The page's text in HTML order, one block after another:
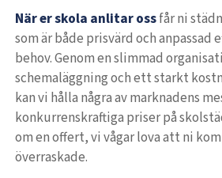
När er skola anlitar ossfår ni
som är både prisvärd och anpassad
behov. Genom en slimmad
schemaläggning och ett starkt
kan vi hålla några av marknadens
konkurrenskraftiga priser på
om en offert, vi vågar lova att ni
överraskade.